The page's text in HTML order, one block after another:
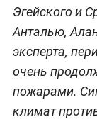
Эгейского и
Анталью,
эксперта,
очень
пожарами.
климат